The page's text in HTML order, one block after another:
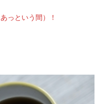
っという間）！